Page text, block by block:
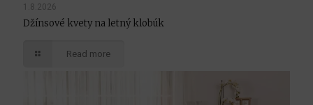
1.8.2026
Džínsové kvety na letný klobúk
Read more